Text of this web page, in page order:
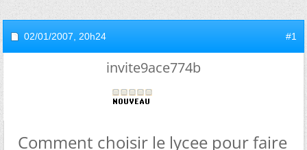
02/01/2007, 20h24 #1
invite9ace774b
Comment choisir le lycee pour faire